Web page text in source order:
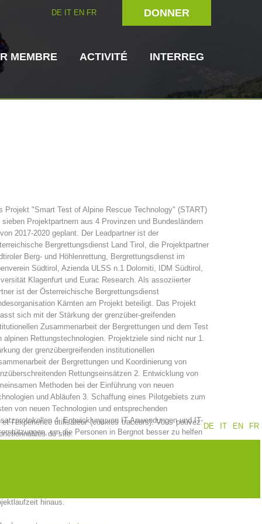
DONNER
DE IT EN FR
de secours Direction
de sauvetage Contakt
Jahresberichte
MEMBRE
Formation
ACTIVITÉ
Prévention PEER
INTERREG
- START ITAT 4112 - RESYST
Projekt "Smart Test of Alpine Rescue Technology" (START)
sieben Projektpartnern aus 4 Provinzen und Bundesländern
2017-2020 geplant. Der Leadpartner ist der
Bergrettungsdienst Land Tirol, die Projektpartner
Berg- und Höhlenrettung, Bergrettungsdienst im
Südtirol, Azienda ULSS n.1 Dolomiti, IDM Südtirol,
Klagenfurt und Eurac Research. Als assoziierter
ist der Österreichische Bergrettungsdienst
Kärnten am Projekt beteiligt. Das Projekt
sich mit der Stärkung der grenzüber-greifenden
Zusammenarbeit der Bergrettungen und dem Test
alpinen Rettungstechnologien. Projektziele sind nicht nur 1.
der grenzübergreifenden institutionellen
der Bergrettungen und Koordinierung von
Rettungseinsätzen 2. Entwicklung von
Methoden bei der Einführung von neuen
und Abläufen 3. Schaffung eines Pilotgebiets zum
von neuen Technologien und entsprechenden
4. Entwicklung von IT-Anwendungen und IT-
um die Personen in Bergnot besser zu helfen
hinaus.
DE
IT EN FR
l’expérience utilisateur (cookies traceurs). Vous pouvez
du site.